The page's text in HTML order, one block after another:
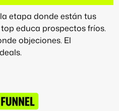
etapa donde están tus
educa prospectos fríos.
objeciones. El